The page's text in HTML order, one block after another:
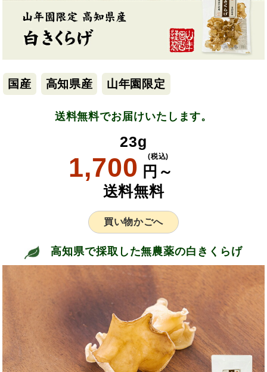
国産 高知県産 山年園限定
送料無料でお届けいたします。
23g
1,700 円～
(税込)
送料無料
買い物かごへ
高知県で採取した無農薬の白きくらげ